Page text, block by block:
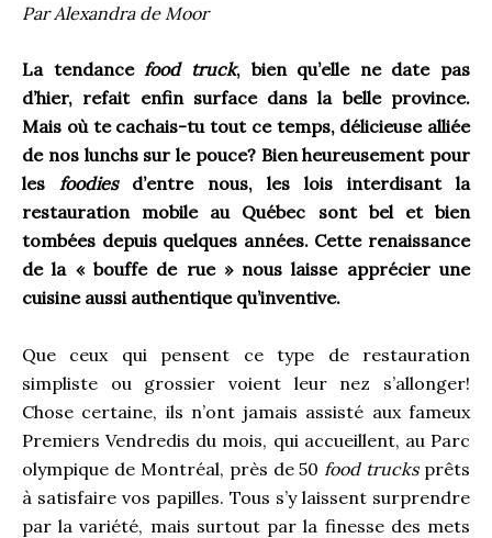
Par Alexandra de Moor
La tendancefood truck, bien qu’elle ne date pas
d’hier, refait enfin surface dans la belle province.
Mais où te cachais-tu tout ce temps, délicieuse alliée
de nos lunchs sur le pouce? Bien heureusement pour
les foodiesd’entre nous, les lois interdisant la
restauration mobile au Québec sont bel et bien
tombées depuis quelques années. Cette renaissance
de la « bouffe de rue » nous laisse apprécier une
cuisine aussi authentique qu’inventive.
Que ceux qui pensent ce type de restauration
simpliste ou grossier voient leur nez s’allonger!
Chose certaine, ils n’ont jamais assisté aux fameux
Premiers Vendredis du mois, qui accueillent, au Parc
olympique de Montréal, près de 50 food trucksprêts
à satisfaire vos papilles. Tous s’y laissent surprendre
par la variété, mais surtout par la finesse des mets